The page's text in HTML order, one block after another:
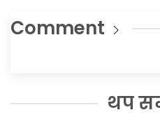
Comment
थप